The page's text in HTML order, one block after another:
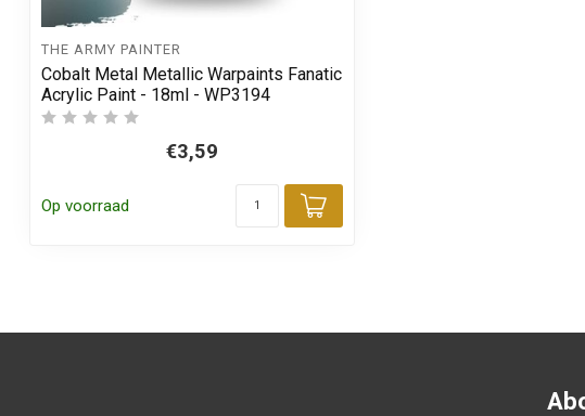
THE ARMY PAINTER
Cobalt Metal Metallic Warpaints Fanatic
Acrylic Paint - 18ml - WP3194
€3,59
Op voorraad
Toevoegen aan